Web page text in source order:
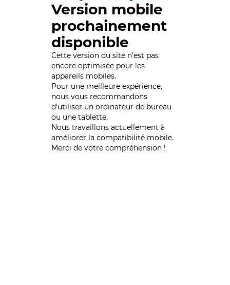
Version mobile
prochainement
disponible
Cette version du site n’est pas
encore optimisée pour les
appareils mobiles.
Pour une meilleure expérience,
nous vous recommandons
d'utiliser un ordinateur de bureau
ou une tablette.
Nous travaillons actuellement à
améliorer la compatibilité mobile.
Merci de votre compréhension !